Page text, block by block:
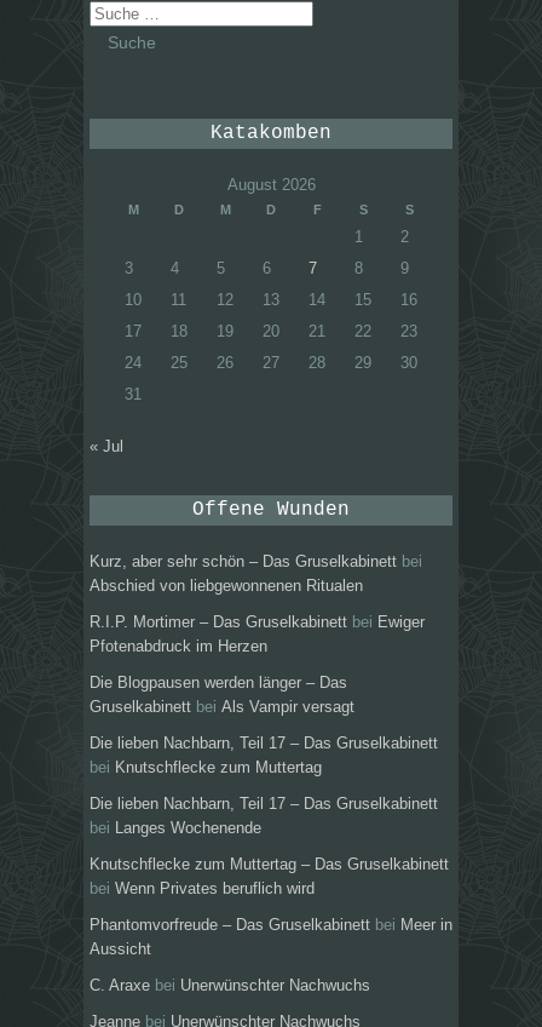
Suche
nach:
Katakomben
August 2026
M D M D F S S
1
2
3
4 5 6 7 8
9
10
11 12 13 14 15
16
17
18 19 20 21 22
23
24
25 26 27 28 29
30
31
« Jul
Offene Wunden
Kurz, aber sehr schön – Das Gruselkabinett bei
Abschied von liebgewonnenen Ritualen
R.I.P. Mortimer – Das Gruselkabinett bei Ewiger
Pfotenabdruck im Herzen
Die Blogpausen werden länger – Das
Gruselkabinett bei Als Vampir versagt
Die lieben Nachbarn, Teil 17 – Das Gruselkabinett
bei Knutschflecke zum Muttertag
Die lieben Nachbarn, Teil 17 – Das Gruselkabinett
bei
Langes Wochenende
Knutschflecke zum Muttertag – Das Gruselkabinett
bei Wenn Privates beruflich wird
Phantomvorfreude – Das Gruselkabinett bei Meer in
Aussicht
C. Araxe bei Unerwünschter Nachwuchs
Jeanne bei Unerwünschter Nachwuchs